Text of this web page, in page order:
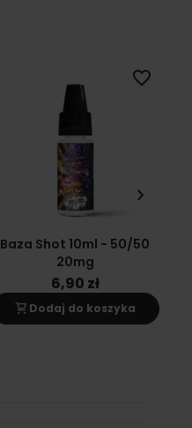
Baza Shot 10ml - 50/50
20mg
6,90 zł
shopping_cart Dodaj do koszyka
favorite_border
keyboard_arrow_right